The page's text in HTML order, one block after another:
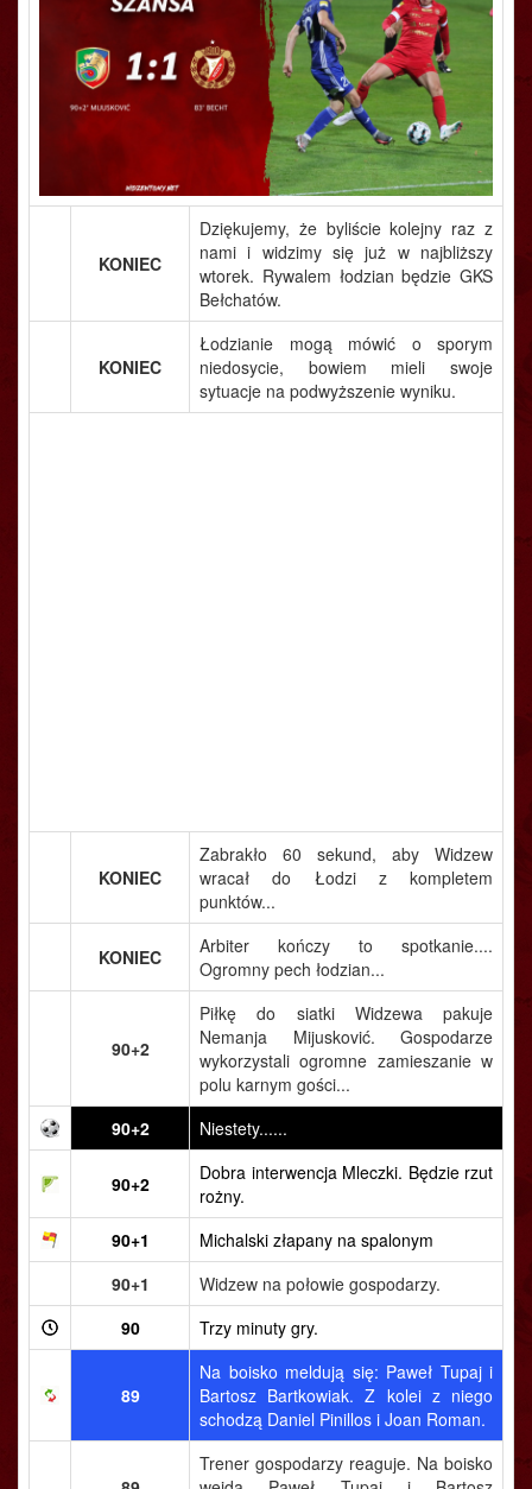
KONIEC
Dziękujemy, że byliście kolejny raz z
nami i widzimy się już w najbliższy
wtorek. Rywalem łodzian będzie GKS
Bełchatów.
KONIEC
Łodzianie mogą mówić o sporym
niedosycie, bowiem mieli swoje
sytuacje na podwyższenie wyniku.
KONIEC
Zabrakło 60 sekund, aby Widzew
wracał do Łodzi z kompletem
punktów...
KONIEC
Arbiter kończy to spotkanie....
Ogromny pech łodzian...
90+2
Piłkę do siatki Widzewa pakuje
Nemanja Mijusković. Gospodarze
wykorzystali ogromne zamieszanie w
polu karnym gości...
90+2
Niestety......
90+2
Dobra interwencja Mleczki. Będzie rzut
rożny.
90+1
Michalski złapany na spalonym
90+1
Widzew na połowie gospodarzy.
90
Trzy minuty gry.
89
Na boisko meldują się: Paweł Tupaj i
Bartosz Bartkowiak. Z kolei z niego
schodzą Daniel Pinillos i Joan Roman.
Trener gospodarzy reaguje. Na boisko